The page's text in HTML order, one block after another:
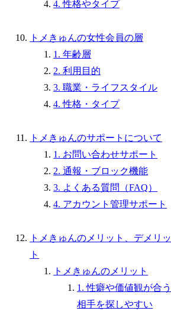
4. 性格やタイプ
トメきゅんの女性会員の層
1. 年齢層
2. 利用目的
3. 職業・ライフスタイル
4. 性格・タイプ
トメきゅんのサポートについて
1. お問い合わせサポート
2. 通報・ブロック機能
3. よくある質問（FAQ）
4. アカウント管理サポート
トメきゅんのメリット、デメリッ
ト
トメきゅんのメリット
1. 性癖や価値観が合う
相手を探しやすい